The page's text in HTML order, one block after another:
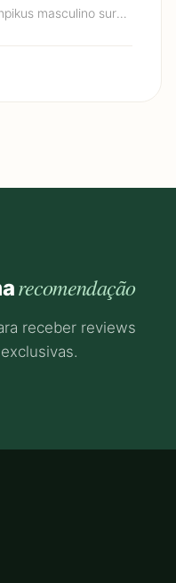
masculino surge
recomendação
receber reviews